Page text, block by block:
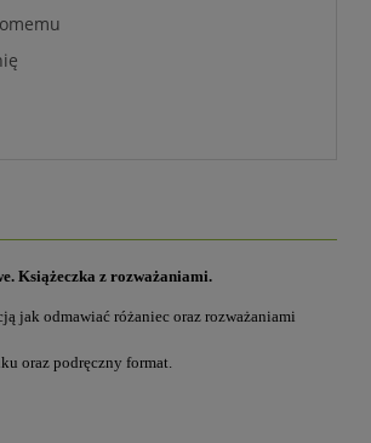
Książeczka z rozważaniami.
jak odmawiać różaniec oraz rozważaniami
oraz podręczny format.